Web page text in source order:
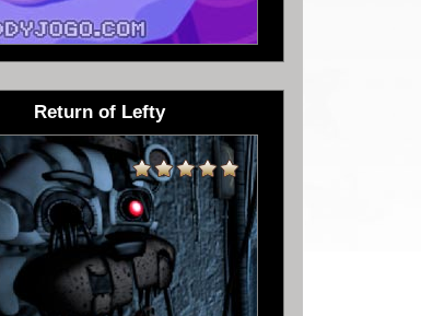
Return of Lefty